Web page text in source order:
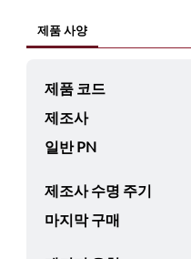
제품 사양
제품 코드
제조사
일반 PN
제조사 수명 주기
마지막 구매